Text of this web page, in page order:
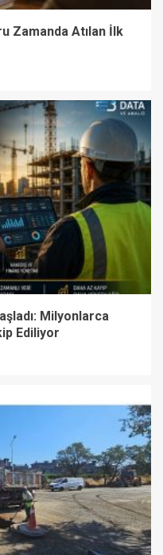
Zamanda Atılan İlk
Milyonlarca
Ediliyor